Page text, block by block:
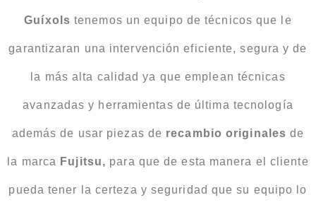
Guíxolstenemos un equipo de técnicos que le
garantizaran una intervención eficiente, segura y de
la más alta calidad ya que emplean técnicas
avanzadas y herramientas de última tecnología
además de usar piezas de recambio originales de
la marca Fujitsu, para que de esta manera el cliente
pueda tener la certeza y seguridad que su equipo lo